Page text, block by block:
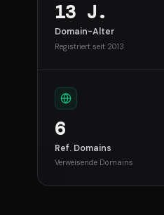
13 J.
Domain-Alter
Registriert seit 2013
6
Ref. Domains
Verweisende Domains